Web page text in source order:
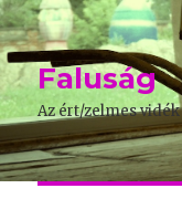
Faluság
Az ért/zelmes vidék